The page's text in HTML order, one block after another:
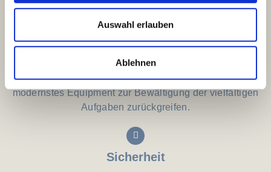
Auswahl erlauben
Ablehnen
Moderne Ausstattung
In unserem Betrieb können Sie in allen Bereichen auf
modernstes Equipment zur Bewältigung der vielfältigen
Aufgaben zurückgreifen.
Sicherheit